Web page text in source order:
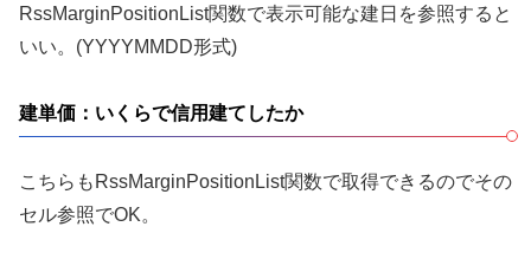
RssMarginPositionList関数で表示可能な建日を参照すると
いい。(YYYYMMDD形式)
建単価：いくらで信用建てしたか
こちらもRssMarginPositionList関数で取得できるのでその
セル参照でOK。